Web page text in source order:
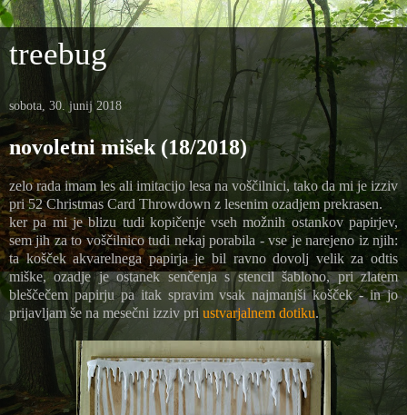
treebug
sobota, 30. junij 2018
novoletni mišek (18/2018)
zelo rada imam les ali imitacijo lesa na voščilnici, tako da mi je izziv
pri52 Christmas Card Throwdown z lesenim ozadjem prekrasen.
ker pa mi je blizu tudi kopičenje vseh možnih ostankov papirjev,
sem jih za to voščilnico tudi nekaj porabila - vse je narejeno iz njih:
ta košček akvarelnega papirja je bil ravno dovolj velik za odtis
miške, ozadje je ostanek senčenja s stencil šablono, pri zlatem
bleščečem papirju pa itak spravim vsak najmanjši košček - in jo
prijavljam še na mesečni izziv pri ustvarjalnem dotiku.